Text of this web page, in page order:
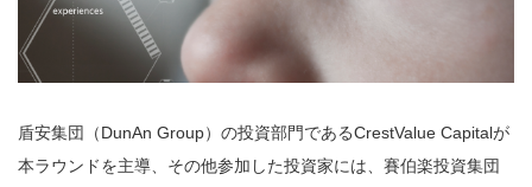
盾安集団（DunAn Group）の投資部門であるCrestValue Capitalが
本ラウンドを主導、その他参加した投資家には、賽伯楽投資集団